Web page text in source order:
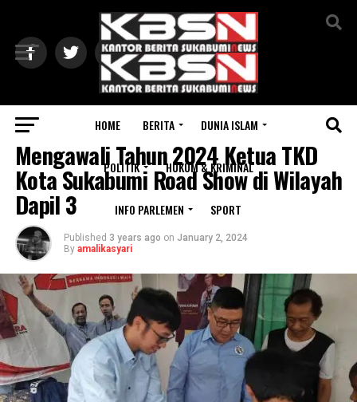
HOME BERITA DUNIA ISLAM
POLITIK HUKUM & KRIMINAL
INFO PARLEMEN SPORT
POLITIK
Mengawali Tahun 2024 Ketua TKD
Kota Sukabumi Road Show di Wilayah
Dapil 3
Published 3 years ago on January 2, 2024
By amalikasyari
Exit mobile version